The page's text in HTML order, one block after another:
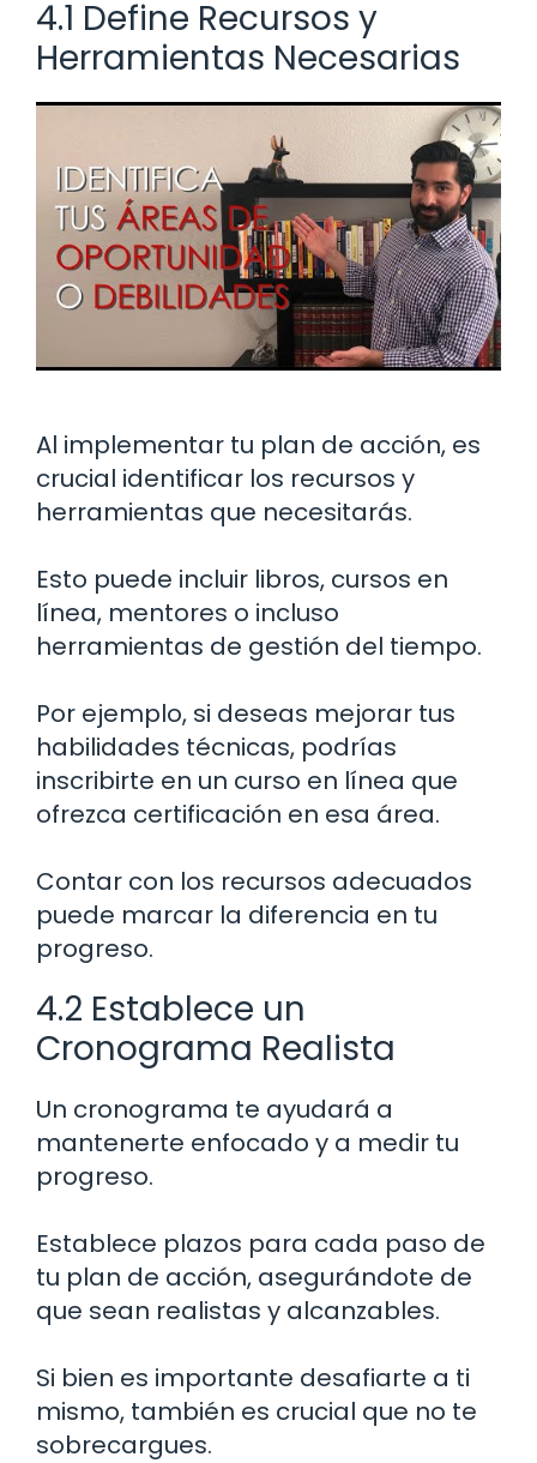
4.1 Define Recursos y
Herramientas Necesarias
Al implementar tu plan de acción, es
crucial identificar los recursos y
herramientas que necesitarás.
Esto puede incluir libros, cursos en
línea, mentores o incluso
herramientas de gestión del tiempo.
Por ejemplo, si deseas mejorar tus
habilidades técnicas, podrías
inscribirte en un curso en línea que
ofrezca certificación en esa área.
Contar con los recursos adecuados
puede marcar la diferencia en tu
progreso.
4.2 Establece un
Cronograma Realista
Un cronograma te ayudará a
mantenerte enfocado y a medir tu
progreso.
Establece plazos para cada paso de
tu plan de acción, asegurándote de
que sean realistas y alcanzables.
Si bien es importante desafiarte a ti
mismo, también es crucial que no te
sobrecargues.